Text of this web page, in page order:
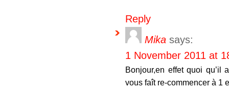
Reply
Mika says:
1 November 2011 at
Bonjour,en effet quoi qu’il
vous faît re-commencer à 1